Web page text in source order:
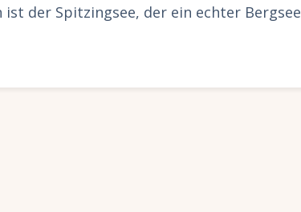
ist der Spitzingsee, der ein echter Bergsee